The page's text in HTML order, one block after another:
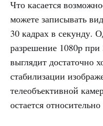
Что касается
можете записывать
30 кадрах в секунду.
разрешение 1080p при
выглядит достаточно
стабилизации
телеобъективной
остается